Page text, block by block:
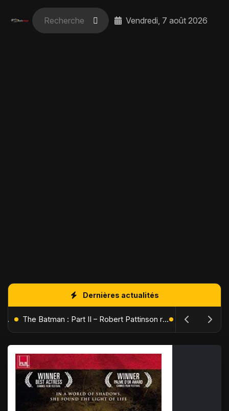
Vendredi, 7 août 2026
Dernières actualités
L'Âge de Glace : Le Réveil du Volcan – Manny, Sid et Diego de retour pour une aventure explosive The Batman : Part II – Robert Pattinson replonge dans les ténèbres de Gotham dès octobre 2027